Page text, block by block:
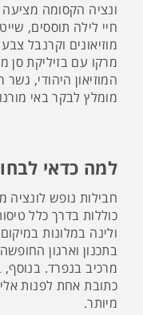
ונציה הקסומה
חיי לילה תוססים,
מוזיאונים וקרנבל
מרקו עם בזיליקת סן
המוזיאון היהודי,
מומלץ לבקר באי
למה כדאי
חבילות נופש לונציה
כוללות בדרך כלל
ולינה במלונות
בתכנון וארגון
מרכיב בנפרד.
כתובת אחת לפנות
מיותר.